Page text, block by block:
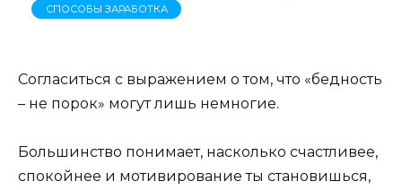
СПОСОБЫ ЗАРАБОТКА
Согласиться с выражением о том, что «бедность
– не порок» могут лишь немногие.
Большинство понимает, насколько счастливее,
спокойнее и мотивирование ты становишься,